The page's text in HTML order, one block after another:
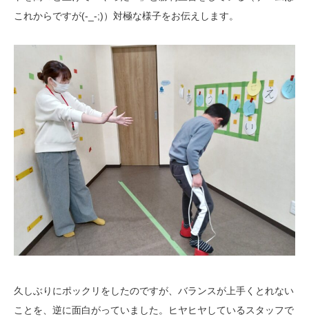
これからですが(-_-;)）対極な様子をお伝えします。
久しぶりにポックリをしたのですが、バランスが上手くとれない
ことを、逆に面白がっていました。ヒヤヒヤしているスタッフで